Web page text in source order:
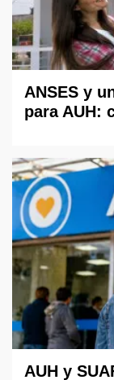
ANSES y
para AUH:
AUH y